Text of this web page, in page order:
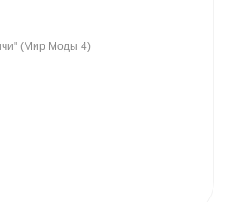
(Мир Моды 4)